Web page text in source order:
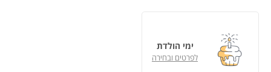
ימי הולדת
לפרטים ובחירה